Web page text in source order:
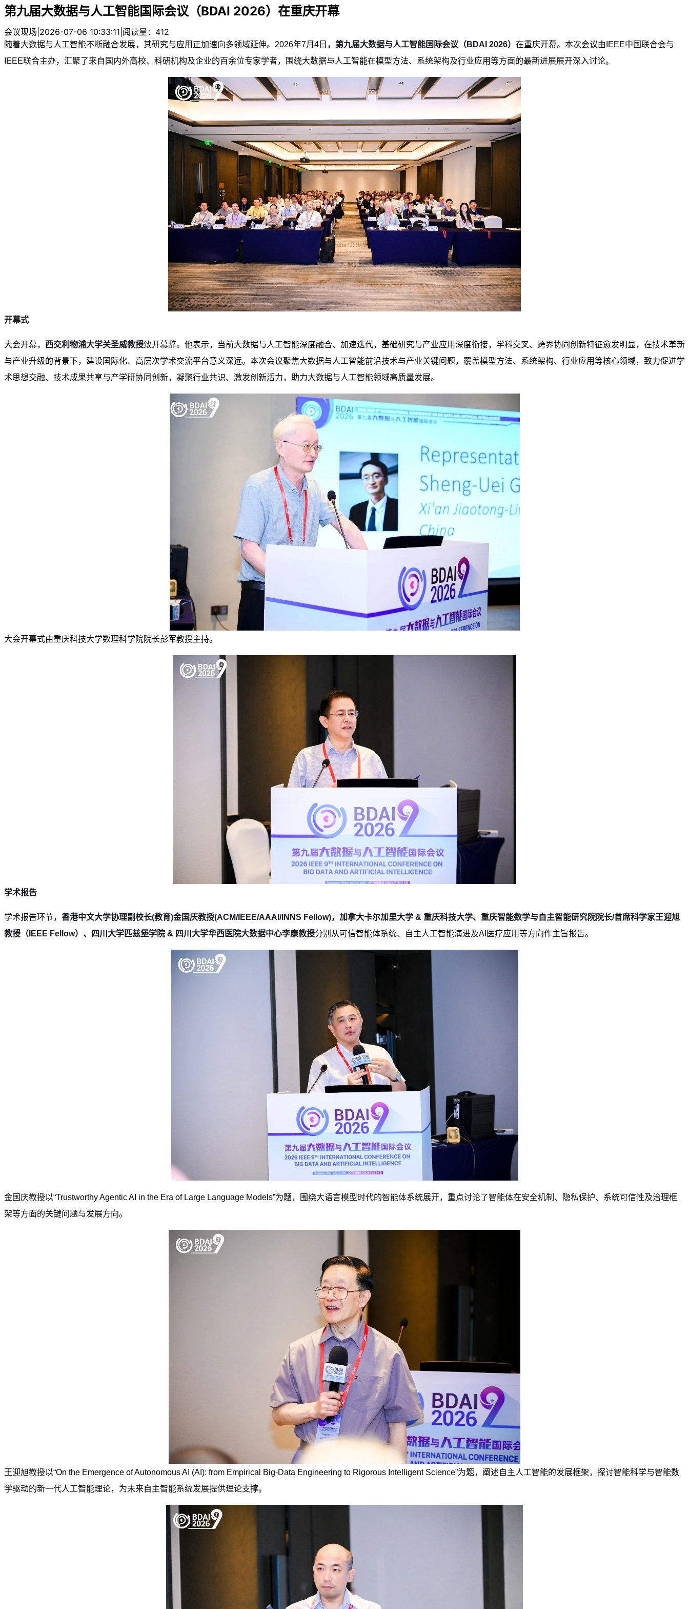
第九届大数据与人工智能国际会议（BDAI 2026）在重庆开幕
会议现场 2026-07-06 10:33:11 阅读量：412
随着大数据与人工智能不断融合发展，其研究与应用正加速向多领域延伸。2026年7月4日 ，第九届大数据与人工智能国际会议（BDAI 2026） 在重庆开幕。本次会议由 IEEE中国联合会与
IEEE联合主办，汇聚了来自国内外高校、科研机构及企业的百余位专家学者，围绕大数据与人工智能在模型方法、系统架构及行业应用等方面的最新进展展开深入讨论。
开幕式
大会开幕， 西交利物浦大学关圣威教授致开幕辞。他表示，当前大数据与人工智能深度融合、加速迭代，基础研究与产业应用深度衔接，学科交叉、跨界协同创新特征愈发明显，在技术革新
与产业升级的背景下，建设国际化、高层次学术交流平台意义深远。本次会议聚焦大数据与人工智能前沿技术与产业关键问题，覆盖模型方法、系统架构、行业应用等核心领域，致力促进学
术思想交融、技术成果共享与产学研协同创新，凝聚行业共识、激发创新活力，助力大数据与人工智能领域高质量发展。
大会开幕式由重庆科技大学数理科学院院长彭军教授主持。
学术报告
学术报告环节， 香港中文大学协理副校长(教育)金国庆教授(ACM/IEEE/AAAI/INNS Fellow)， 加拿大卡尔加里大学 & 重庆科技大学、 重庆智能数学与自主智能研究院院长/首席科学家王迎旭
教授（ IEEE Fellow）、四川大学匹兹堡学院 & 四川大学华西医院大数据中心李康教授分别从可信智能体系统、自主人工智能演进及AI医疗应用等方向作主旨报告。
金国庆教授以“Trustworthy Agentic AI in the Era of Large Language Models”为题，围绕大语言模型时代的智能体系统展开，重点讨论了智能体在安全机制、隐私保护、系统可信性及治理框
架等方面的关键问题与发展方向。
王迎旭教授以“On the Emergence of Autonomous AI (AI): from Empirical Big-Data Engineering to Rigorous Intelligent Science”为题，阐述自主人工智能的发展框架，探讨智能科学与智能数
学驱动的新一代人工智能理论，为未来自主智能系统发展提供理论支撑。